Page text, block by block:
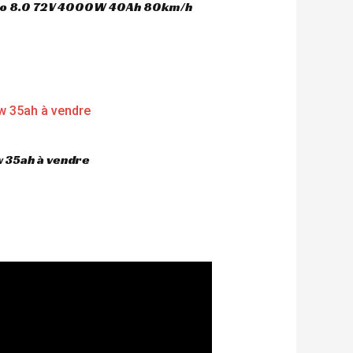
8.0 72V 4000W 40Ah 80km/h
à vendre